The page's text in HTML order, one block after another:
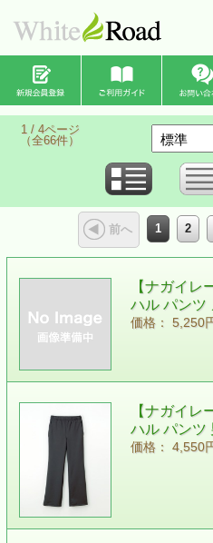
1 / 4ページ
（全66件）
前へ 1 2
【ナガイレ
ハル パンツ
価格： 5,250
【ナガイレ
ハル パンツ
価格： 4,550